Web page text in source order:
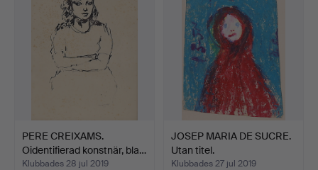
PERE CREIXAMS.
Oidentifierad konstnär, bla…
Klubbades 28 jul 2019
JOSEP MARIA DE SUCRE.
Utan titel.
Klubbades 27 jul 2019